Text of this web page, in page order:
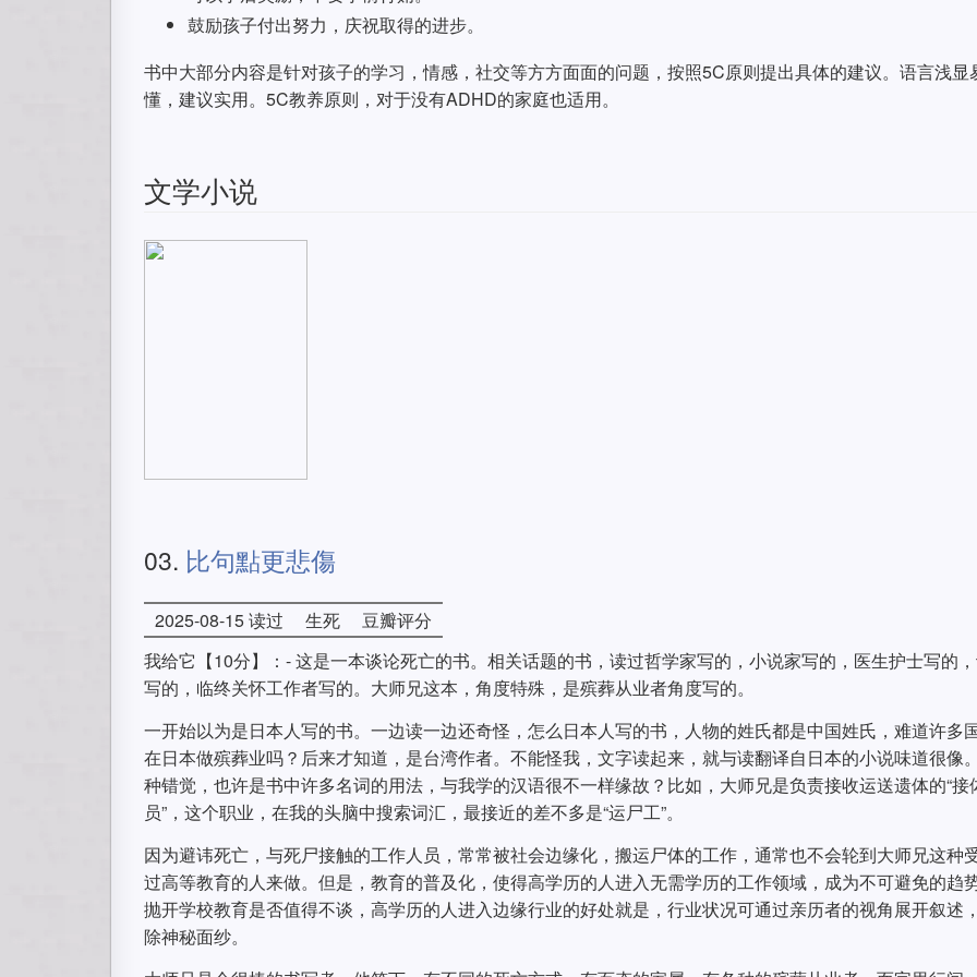
鼓励孩子付出努力，庆祝取得的进步。
书中大部分内容是针对孩子的学习，情感，社交等方方面面的问题，按照5C原则提出具体的建议。语言浅显
懂，建议实用。5C教养原则，对于没有ADHD的家庭也适用。
文学小说
03. 比句點更悲傷
2025-08-15 读过 生死
豆瓣评分
我给它【10分】：- 这是一本谈论死亡的书。相关话题的书，读过哲学家写的，小说家写的，医生护士写的
写的，临终关怀工作者写的。大师兄这本，角度特殊，是殡葬从业者角度写的。
一开始以为是日本人写的书。一边读一边还奇怪，怎么日本人写的书，人物的姓氏都是中国姓氏，难道许多
在日本做殡葬业吗？后来才知道，是台湾作者。不能怪我，文字读起来，就与读翻译自日本的小说味道很像
种错觉，也许是书中许多名词的用法，与我学的汉语很不一样缘故？比如，大师兄是负责接收运送遗体的“接
员”，这个职业，在我的头脑中搜索词汇，最接近的差不多是“运尸工”。
因为避讳死亡，与死尸接触的工作人员，常常被社会边缘化，搬运尸体的工作，通常也不会轮到大师兄这种
过高等教育的人来做。但是，教育的普及化，使得高学历的人进入无需学历的工作领域，成为不可避免的趋
抛开学校教育是否值得不谈，高学历的人进入边缘行业的好处就是，行业状况可通过亲历者的视角展开叙述
除神秘面纱。